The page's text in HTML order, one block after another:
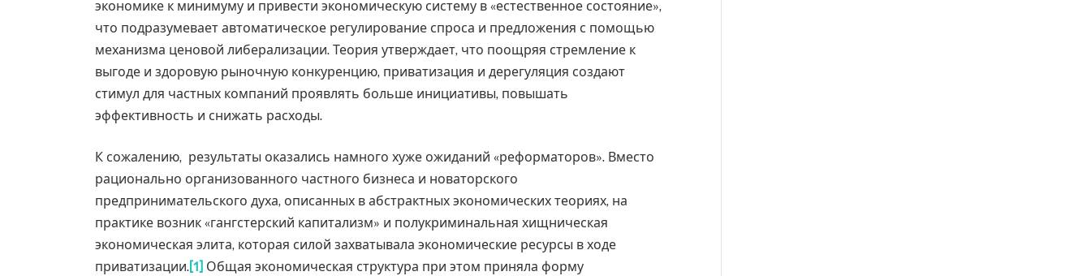
экономике к минимуму и привести экономическую систему в «естественное состояние»,
что подразумевает автоматическое регулирование спроса и предложения с помощью
механизма ценовой либерализации. Теория утверждает, что поощряя стремление к
выгоде и здоровую рыночную конкуренцию, приватизация и дерегуляция создают
стимул для частных компаний проявлять больше инициативы, повышать
эффективность и снижать расходы.
К сожалению, результаты оказались намного хуже ожиданий «реформаторов». Вместо
рационально организованного частного бизнеса и новаторского
предпринимательского духа, описанных в абстрактных экономических теориях, на
практике возник «гангстерский капитализм» и полукриминальная хищническая
экономическая элита, которая силой захватывала экономические ресурсы в ходе
приватизации.[1] Общая экономическая структура при этом приняла форму